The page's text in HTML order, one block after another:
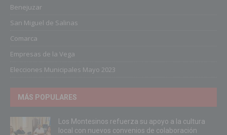
Benejuzar
San Miguel de Salinas
Comarca
Empresas de la Vega
Elecciones Municipales Mayo 2023
MÁS POPULARES
Los Montesinos refuerza su apoyo a la cultura
local con nuevos convenios de colaboración